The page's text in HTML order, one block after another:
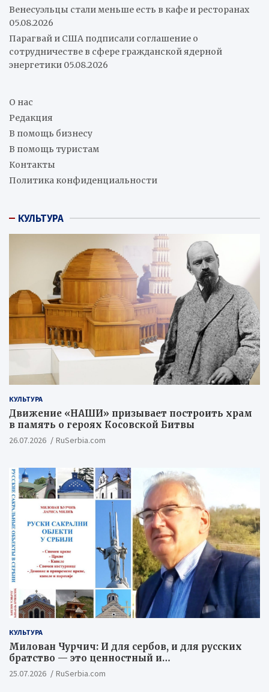
Венесуэльцы стали меньше есть в кафе и ресторанах
05.08.2026
Парагвай и США подписали соглашение о
сотрудничестве в сфере гражданской ядерной
энергетики 05.08.2026
О нас
Редакция
В помощь бизнесу
В помощь туристам
Контакты
Политика конфиденциальности
КУЛЬТУРА
КУЛЬТУРА
Движение «НАШИ» призывает построить храм
в память о героях Косовской Битвы
26.07.2026 RuSerbia.com
КУЛЬТУРА
Милован Чурчич: И для сербов, и для русских
братство — это ценностный и
цивилизационный концепт
25.07.2026 RuSerbia.com